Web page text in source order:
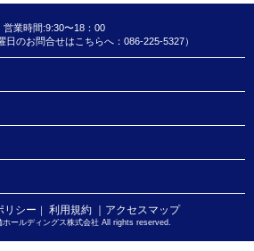
営業時間:9:30〜18：00
日のお問合せはこちらへ：086-225-5327）
リシー ｜ 利用規約 ｜アクセスマップ
ールディングス株式会社 All rights reserved.